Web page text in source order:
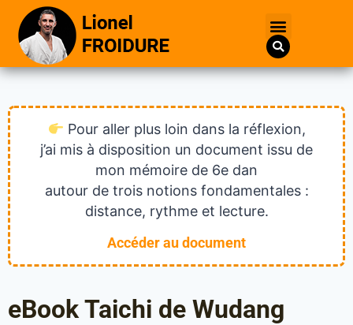
Pour aller plus loin dans la réflexion,
j’ai mis à disposition un document issu de
mon mémoire de 6e dan
autour de trois notions fondamentales :
distance, rythme et lecture.
Accéder au document
eBook Taichi de Wudang